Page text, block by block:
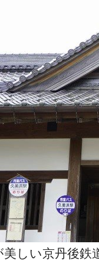
しい京丹後鉄